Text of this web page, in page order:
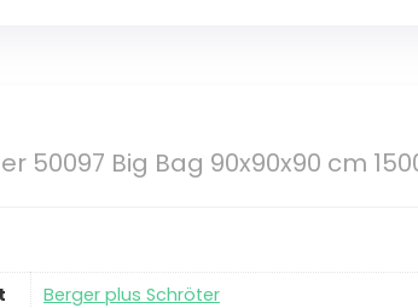
50097 Big Bag 90x90x90 cm
‎Berger plus Schröter